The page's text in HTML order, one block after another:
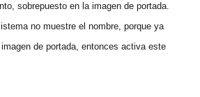
sobrepuesto en la imagen de portada.
no muestre el nombre, porque ya
de portada, entonces activa este